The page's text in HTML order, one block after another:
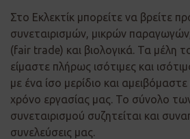
Στο Εκλεκτίκ μπορείτε να βρείτε
συνεταιρισμών, μικρών
(fair trade) και βιολογικά. Τα μέλη
είμαστε πλήρως ισότιμες και
με ένα ίσο μερίδιο και
χρόνο εργασίας μας. Το σύνολο
συνεταιρισμού συζητείται και
συνελεύσεις μας.